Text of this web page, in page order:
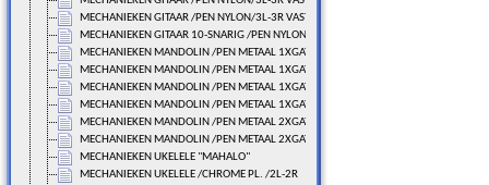
MECHANIEKEN GITAAR /PEN NYLON/3L-3R VAST/71 MM.
MECHANIEKEN GITAAR 10-SNARIG /PEN NYLON/100 MM.
MECHANIEKEN MANDOLIN /PEN METAAL 1XGAT/4L-4R VAST
MECHANIEKEN MANDOLIN /PEN METAAL 1XGAT/4L-4R VAST
MECHANIEKEN MANDOLIN /PEN METAAL 1XGAT/4L-4R VAST
MECHANIEKEN MANDOLIN /PEN METAAL 1XGAT/4L-4R VAST
MECHANIEKEN MANDOLIN /PEN METAAL 2XGAT/4L-4R VAST
MECHANIEKEN MANDOLIN /PEN METAAL 2XGAT/4L-4R VAST
MECHANIEKEN UKELELE "MAHALO"
MECHANIEKEN UKELELE /CHROME PL. /2L-2R